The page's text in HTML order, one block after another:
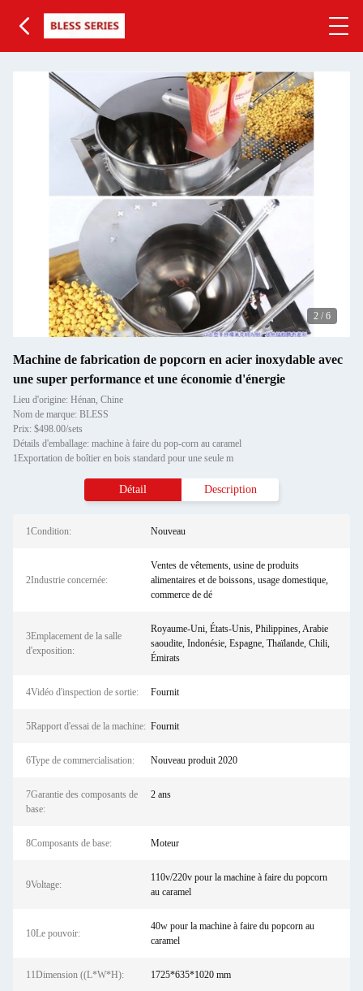
3 / 6
Machine de fabrication de popcorn en acier inoxydable avec
une super performance et une économie d'énergie
Lieu d'origine: Hénan, Chine
Nom de marque: BLESS
Prix: $498.00/sets
Détails d'emballage: machine à faire du pop-corn au caramel
1Exportation de boîtier en bois standard pour une seule m
Détail Description
1Condition: Nouveau
2Industrie concernée:
Ventes de vêtements, usine de produits
alimentaires et de boissons, usage domestique,
commerce de dé
3Emplacement de la salle
d'exposition:
Royaume-Uni, États-Unis, Philippines, Arabie
saoudite, Indonésie, Espagne, Thaïlande, Chili,
Émirats
4Vidéo d'inspection de sortie: Fournit
5Rapport d'essai de la machine: Fournit
6Type de commercialisation: Nouveau produit 2020
7Garantie des composants de
base:
2 ans
8Composants de base: Moteur
9Voltage:
110v/220v pour la machine à faire du popcorn
au caramel
10Le pouvoir:
40w pour la machine à faire du popcorn au
caramel
11Dimension ((L*W*H): 1725*635*1020 mm